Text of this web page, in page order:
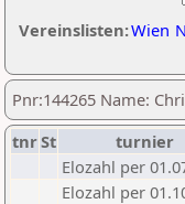
Vereinslisten:Wien
Pnr:144265 Name:
tnrSt turnier
Elozahl per
Elozahl per